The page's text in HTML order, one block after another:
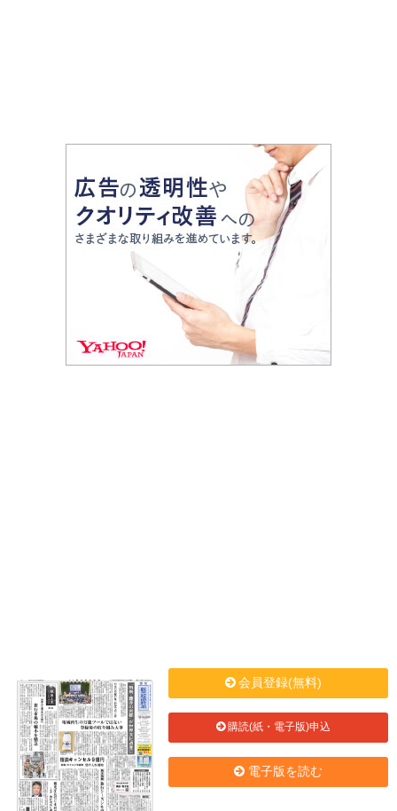
会員登録(無料)
購読(紙・電子版)申込
電子版を読む